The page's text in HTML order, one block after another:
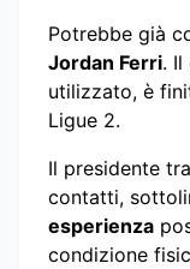
Potrebbe già
Jordan Ferri. Il
utilizzato, è
Ligue 2.
Il presidente
contatti,
esperienza
condizione